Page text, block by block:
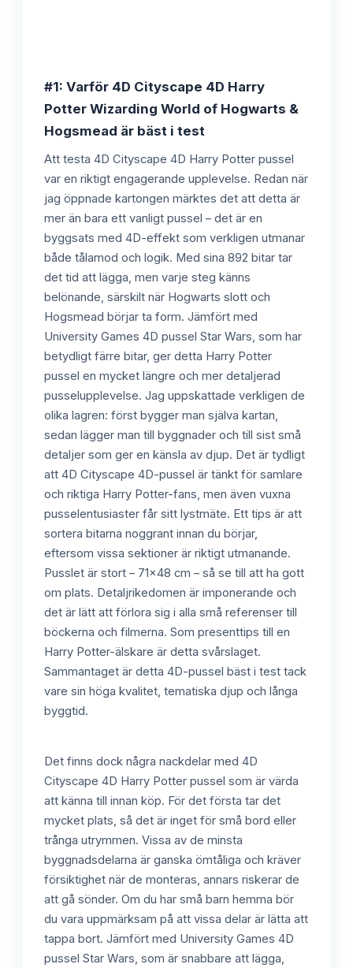
#1: Varför 4D Cityscape 4D Harry
Potter Wizarding World of Hogwarts &
Hogsmead är bäst i test
Att testa 4D Cityscape 4D Harry Potter pussel
var en riktigt engagerande upplevelse. Redan när
jag öppnade kartongen märktes det att detta är
mer än bara ett vanligt pussel – det är en
byggsats med 4D-effekt som verkligen utmanar
både tålamod och logik. Med sina 892 bitar tar
det tid att lägga, men varje steg känns
belönande, särskilt när Hogwarts slott och
Hogsmead börjar ta form. Jämfört med
University Games 4D pussel Star Wars, som har
betydligt färre bitar, ger detta Harry Potter
pussel en mycket längre och mer detaljerad
pusselupplevelse. Jag uppskattade verkligen de
olika lagren: först bygger man själva kartan,
sedan lägger man till byggnader och till sist små
detaljer som ger en känsla av djup. Det är tydligt
att 4D Cityscape 4D-pussel är tänkt för samlare
och riktiga Harry Potter-fans, men även vuxna
pusselentusiaster får sitt lystmäte. Ett tips är att
sortera bitarna noggrant innan du börjar,
eftersom vissa sektioner är riktigt utmanande.
Pusslet är stort – 71x48 cm – så se till att ha gott
om plats. Detaljrikedomen är imponerande och
det är lätt att förlora sig i alla små referenser till
böckerna och filmerna. Som presenttips till en
Harry Potter-älskare är detta svårslaget.
Sammantaget är detta 4D-pussel bäst i test tack
vare sin höga kvalitet, tematiska djup och långa
byggtid.
Det finns dock några nackdelar med 4D
Cityscape 4D Harry Potter pussel som är värda
att känna till innan köp. För det första tar det
mycket plats, så det är inget för små bord eller
trånga utrymmen. Vissa av de minsta
byggnadsdelarna är ganska ömtåliga och kräver
försiktighet när de monteras, annars riskerar de
att gå sönder. Om du har små barn hemma bör
du vara uppmärksam på att vissa delar är lätta att
tappa bort. Jämfört med University Games 4D
pussel Star Wars, som är snabbare att lägga,